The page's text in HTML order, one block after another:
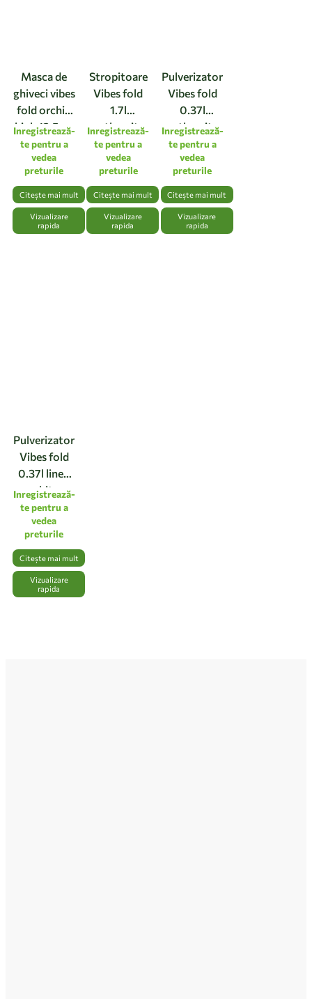
Masca de
ghiveci vibes
fold orchid
high 12,5cm
linen white
Inregistrează-
te pentru a
vedea
preturile
Citește mai mult
Vizualizare
rapida
Stropitoare
Vibes fold
1.7l
anthracite
Inregistrează-
te pentru a
vedea
preturile
Citește mai mult
Vizualizare
rapida
Pulverizator
Vibes fold
0.37l
anthracite
Inregistrează-
te pentru a
vedea
preturile
Citește mai mult
Vizualizare
rapida
Pulverizator
Vibes fold
0.37l linen
white
Inregistrează-
te pentru a
vedea
preturile
Citește mai mult
Vizualizare
rapida